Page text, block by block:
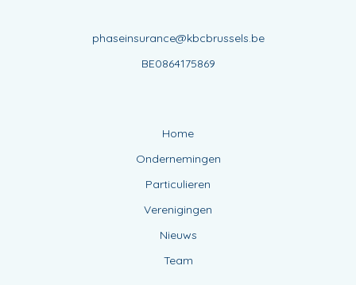
phaseinsurance@kbcbrussels.be
BE0864175869
Home
Ondernemingen
Particulieren
Verenigingen
Nieuws
Team